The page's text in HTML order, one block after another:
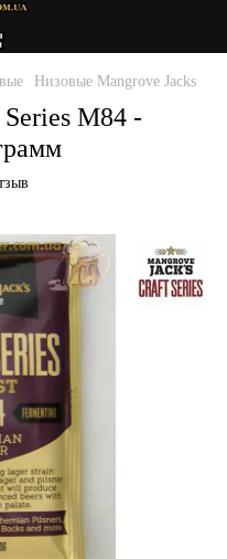
Низовые Mangrove Jacks
M84 -